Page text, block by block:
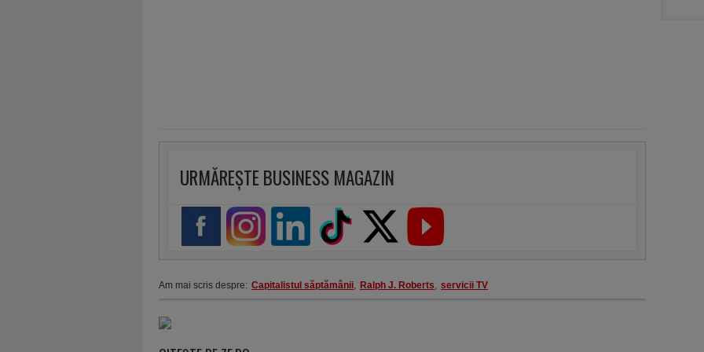
URMĂREȘTE BUSINESS MAGAZIN
Am mai scris despre: Capitalistul săptămânii, Ralph J. Roberts, servicii TV